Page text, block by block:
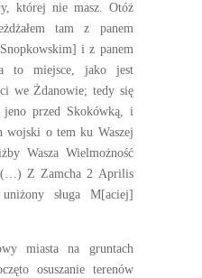
której nie masz. Otóż
tam z panem
i z panem
to miejsce, jako jest
we Żdanowie; tedy się
przed Skokówką, i
wojski o tem ku Waszej
Wasza Wielmożność
(…) Z Zamcha 2 Aprilis
sługa M[aciej]
miasta na gruntach
osuszanie terenów